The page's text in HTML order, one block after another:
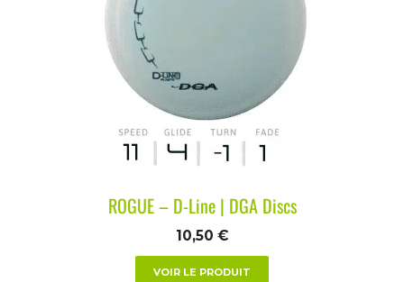
ROGUE – D-Line | DGA Discs
10,50 €
VOIR LE PRODUIT